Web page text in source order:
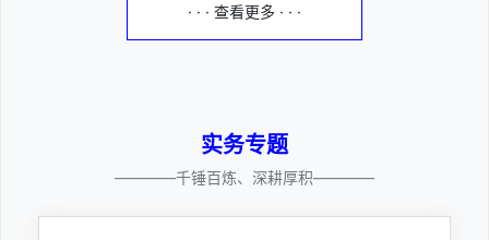
· · · 查看更多 · · ·
实务专题
————千锤百炼、深耕厚积————